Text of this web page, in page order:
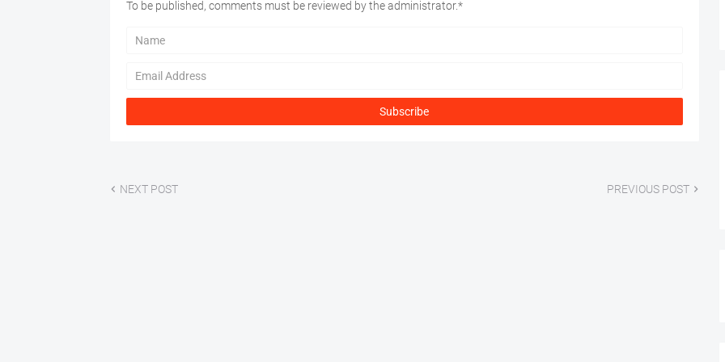
To be published, comments must be reviewed by the administrator.*
NEXT POST PREVIOUS POST